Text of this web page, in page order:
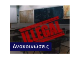
Ανακοινώσεις